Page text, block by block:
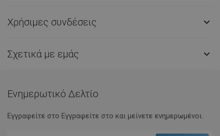
Χρήσιμες συνδέσεις 
Σχετικά με εμάς 
Ενημερωτικό Δελτίο
Εγγραφείτε στο Eγγραφείτε στο και μείνετε ενημερωμένοι.